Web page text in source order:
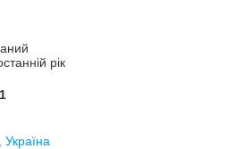
рік
Україна